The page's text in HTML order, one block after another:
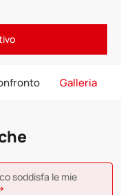
Galleria
soddisfa le mie